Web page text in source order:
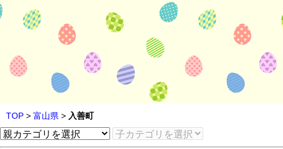
TOP > 富山県 > 入善町